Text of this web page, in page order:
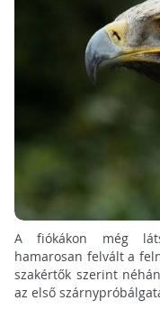
A fiókákon még
hamarosan felvált a
szakértők szerint
az első